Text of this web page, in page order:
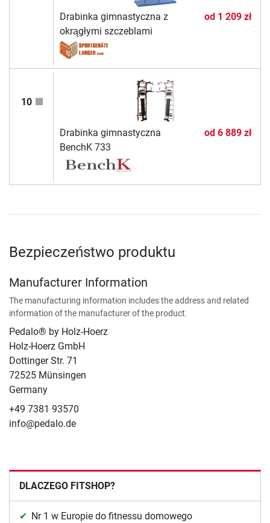
Drabinka gimnastyczna z
okrągłymi szczeblami
od 1 209 zł
10
Drabinka gimnastyczna
BenchK 733
od 6 889 zł
Bezpieczeństwo produktu
Manufacturer Information
The manufacturing information includes the address and related
information of the manufacturer of the product.
Pedalo® by Holz-Hoerz
Holz-Hoerz GmbH
Dottinger Str. 71
72525 Münsingen
Germany
+49 7381 93570
info@pedalo.de
DLACZEGO FITSHOP?
Nr 1 w Europie do fitnessu domowego